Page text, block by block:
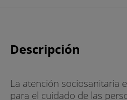
Descripción
La atención sociosanitaria
para el cuidado de las